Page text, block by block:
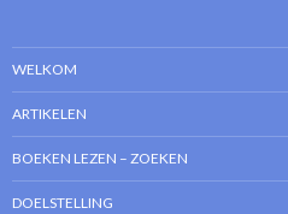
WELKOM
ARTIKELEN
BOEKEN LEZEN – ZOEKEN
DOELSTELLING